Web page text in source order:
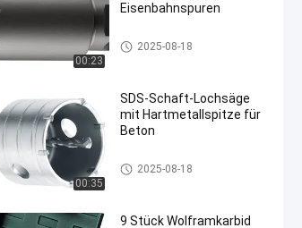
00:23
Eisenbahnspuren
tct durchlöchern sah
2025-08-18
00:35
SDS-Schaft-Lochsäge
mit Hartmetallspitze für
Beton
tct durchlöchern sah
2025-08-18
9 Stück Wolframkarbid